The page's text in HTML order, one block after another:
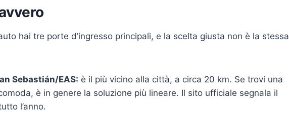
hai tre porte d’ingresso principali, e la scelta giusta non è la stessa
Sebastián/EAS: è il più vicino alla città, a circa 20 km. Se trovi una
è in genere la soluzione più lineare. Il sito ufficiale segnala il
l’anno.